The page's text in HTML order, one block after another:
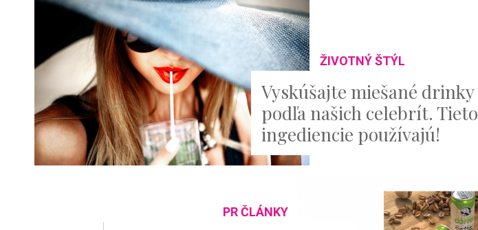
ŽIVOTNÝ ŠTÝL
Vyskúšajte miešané drinky
podľa našich celebrít. Tieto
ingediencie používajú!
PR ČLÁNKY